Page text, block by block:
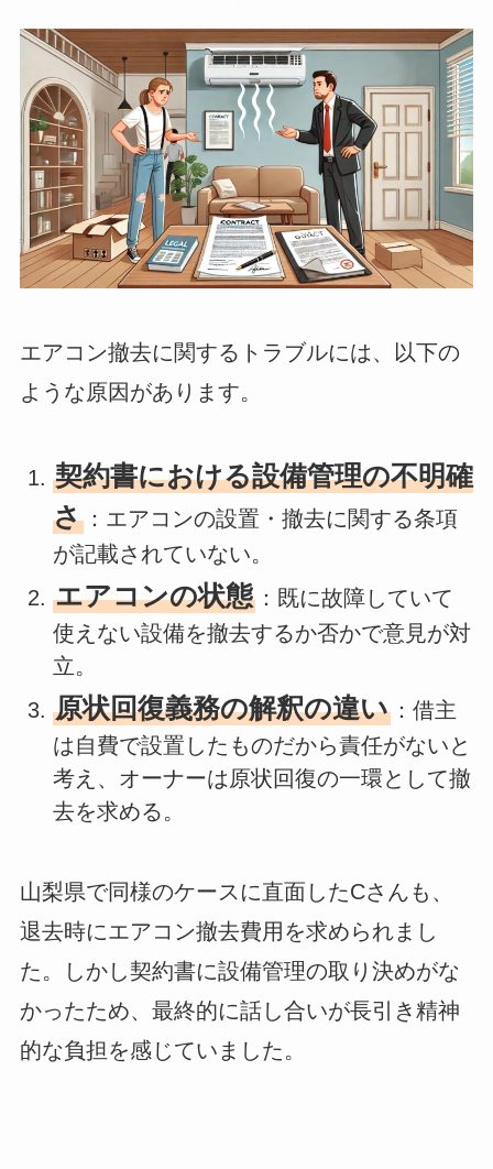
エアコン撤去に関するトラブルには、以下の
ような原因があります。
契約書における設備管理の不明確
さ：エアコンの設置・撤去に関する条項
が記載されていない。
エアコンの状態：既に故障していて
使えない設備を撤去するか否かで意見が対
立。
原状回復義務の解釈の違い：借主
は自費で設置したものだから責任がないと
考え、オーナーは原状回復の一環として撤
去を求める。
山梨県で同様のケースに直面したCさんも、
退去時にエアコン撤去費用を求められまし
た。しかし契約書に設備管理の取り決めがな
かったため、最終的に話し合いが長引き精神
的な負担を感じていました。